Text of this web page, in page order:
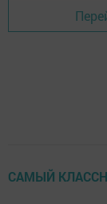
САМЫЙ